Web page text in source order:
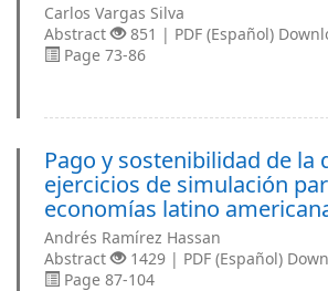
Carlos Vargas Silva
Abstract
851 | PDF (Español)
Page 73-86
Pago y sostenibilidad de la
ejercicios de simulación
economías latino
Andrés Ramírez Hassan
Abstract
1429 | PDF (Español)
Page 87-104